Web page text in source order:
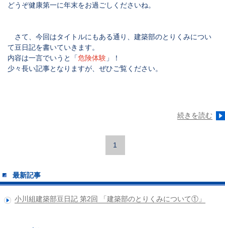
どうぞ健康第一に年末をお過ごしくださいね。
さて、今回はタイトルにもある通り、建築部のとりくみについ
て豆日記を書いていきます。
内容は一言でいうと「危険体験 」！
少々長い記事となりますが、ぜひご覧ください。
続きを読む
1
最新記事
小川組建築部豆日記 第2回 「建築部のとりくみについて①」